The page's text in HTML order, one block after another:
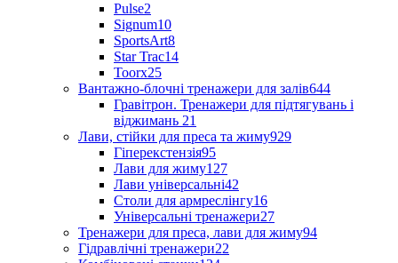
Pulse2
Signum10
SportsArt8
Star Trac14
Toorx25
Вантажно-блочні тренажери для залів644
Гравітрон. Тренажери для підтягувань і
віджимань 21
Лави, стійки для преса та жиму929
Гіперекстензія95
Лави для жиму127
Лави універсальні42
Столи для армреслінгу16
Універсальні тренажери27
Тренажери для преса, лави для жиму94
Гідравлічні тренажери22